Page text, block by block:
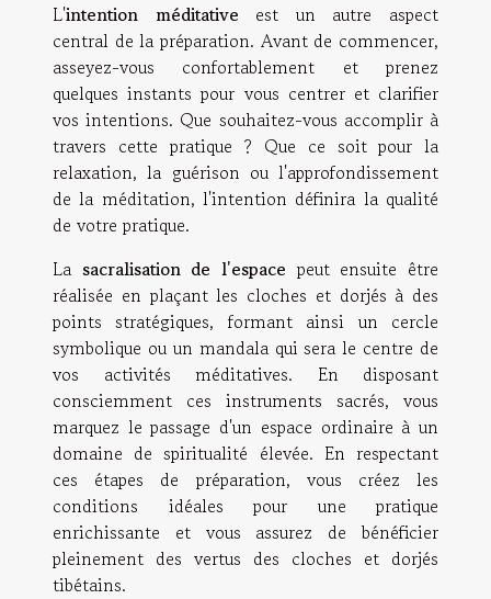
L'intention méditative est un autre aspect
central de la préparation. Avant de commencer,
asseyez-vous confortablement et prenez
quelques instants pour vous centrer et clarifier
vos intentions. Que souhaitez-vous accomplir à
travers cette pratique ? Que ce soit pour la
relaxation, la guérison ou l'approfondissement
de la méditation, l'intention définira la qualité
de votre pratique.
La sacralisation de l'espace peut ensuite être
réalisée en plaçant les cloches et dorjés à des
points stratégiques, formant ainsi un cercle
symbolique ou un mandala qui sera le centre de
vos activités méditatives. En disposant
consciemment ces instruments sacrés, vous
marquez le passage d'un espace ordinaire à un
domaine de spiritualité élevée. En respectant
ces étapes de préparation, vous créez les
conditions idéales pour une pratique
enrichissante et vous assurez de bénéficier
pleinement des vertus des cloches et dorjés
tibétains.